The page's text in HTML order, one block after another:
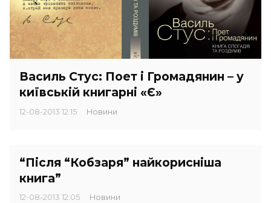
Василь Стус: Поет і Громадянин – у
київській книгарні «Є»
12-08-2013 12:15 Новини
“Після “Кобзаря” найкорисніша
книга”
12-08-2013 12:05 Новини